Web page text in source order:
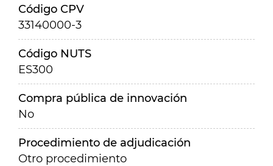
Código CPV
33140000-3
Código NUTS
ES300
Compra pública de innovación
No
Procedimiento de adjudicación
Otro procedimiento